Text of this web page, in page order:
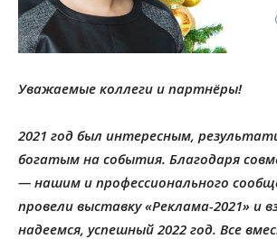
Уважаемые коллеги и партнёры!
2021 год был интересным,
богатым на события. Благодаря
— нашим и профессионального
провели выставку «Реклама-2021» и
надеемся, успешный 2022 год. Все